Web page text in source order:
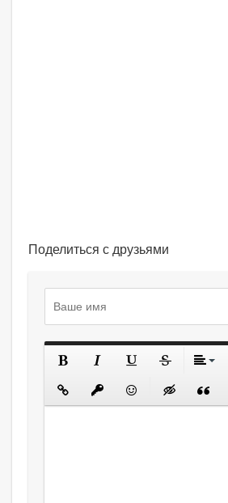
Поделиться с друзьями